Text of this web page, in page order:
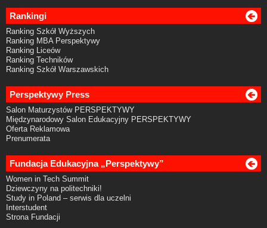
Rankingi
Ranking Szkół Wyższych
Ranking MBA Perspektywy
Ranking Liceów
Ranking Techników
Ranking Szkół Warszawskich
Perspektywy Press
Salon Maturzystów PERSPEKTYWY
Międzynarodowy Salon Edukacyjny PERSPEKTYWY
Oferta Reklamowa
Prenumerata
Fundacja Edukacyjna „Perspektywy”
Women in Tech Summit
Dziewczyny na politechniki!
Study in Poland – serwis dla uczelni
Interstudent
Strona Fundacji